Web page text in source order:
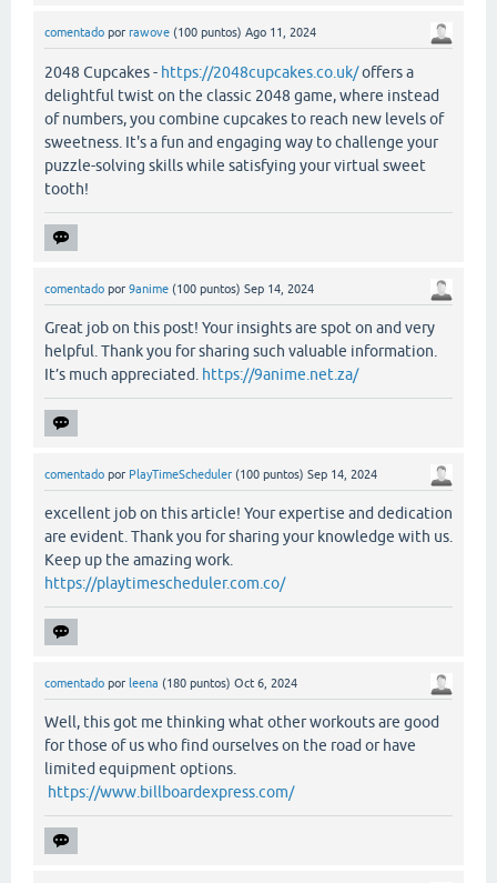
comentado por rawove (100 puntos) Ago 11, 2024
2048 Cupcakes - https://2048cupcakes.co.uk/offers a
delightful twist on the classic 2048 game, where instead
of numbers, you combine cupcakes to reach new levels of
sweetness. It's a fun and engaging way to challenge your
puzzle-solving skills while satisfying your virtual sweet
tooth!
comentado por 9anime (100 puntos) Sep 14, 2024
Great job on this post! Your insights are spot on and very
helpful. Thank you for sharing such valuable information.
It’s much appreciated. https://9anime.net.za/
comentado por PlayTimeScheduler (100 puntos) Sep 14, 2024
excellent job on this article! Your expertise and dedication
are evident. Thank you for sharing your knowledge with us.
Keep up the amazing work.
https://playtimescheduler.com.co/
comentado por leena (180 puntos) Oct 6, 2024
Well, this got me thinking what other workouts are good
for those of us who find ourselves on the road or have
limited equipment options.
https://www.billboardexpress.com/